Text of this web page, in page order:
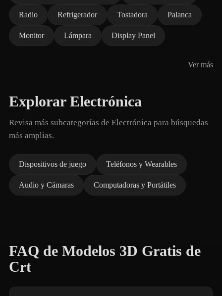
Radio Refrigerador Tostadora Palanca
Monitor Lámpara Display Panel
Ver más
Explorar Electrónica
Revisa más subcategorías de Electrónica para búsquedas
más amplias.
Dispositivos de juego Teléfonos y Wearables
Audio y Cámaras Computadoras y Portátiles
FAQ de Modelos 3D Gratis de
Crt